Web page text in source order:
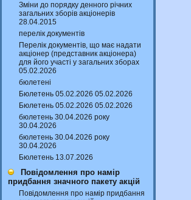
Зміни до порядку денного річних
загальних зборів акціонерів
28.04.2015
перелік документів
Перелік документів, що має надати
акціонер (представник акціонера)
для його участі у загальних зборах
05.02.2026
бюлетені
Бюлетень 05.02.2026 05.02.2026
Бюлетень 05.02.2026 05.02.2026
бюлетень 30.04.2026 року
30.04.2026
бюлетень 30.04.2026 року
30.04.2026
Бюлетень 13.07.2026
Повідомлення про намір
придбання значного пакету акцій
Повідомлення про намір придбання